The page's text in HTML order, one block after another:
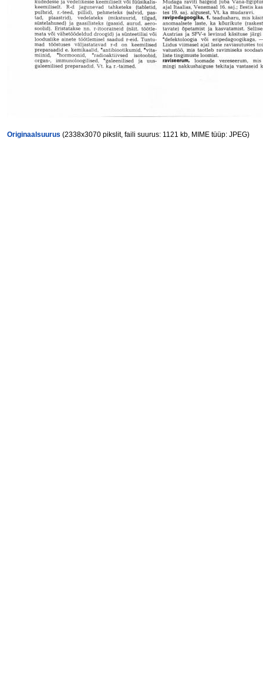
Originaalsuurus (2338x3070 pikslit, faili suurus: 1121 kb, MIME tüüp: JPEG)